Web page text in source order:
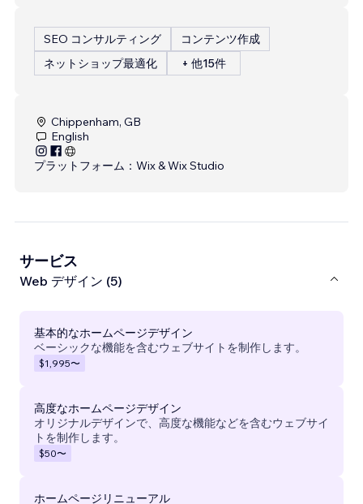
SEO コンサルティング
コンテンツ作成
ネットショップ最適化
+ 他15件
Chippenham, GB
English
プラットフォーム： Wix & Wix Studio
サービス
Web デザイン (5)
基本的なホームページデザイン
ベーシックな機能を含むウェブサイトを制作します。
$1,995〜
高度なホームページデザイン
オリジナルデザインで、高度な機能などを含むウェブサイ
トを制作します。
$50〜
ホームページリニューアル